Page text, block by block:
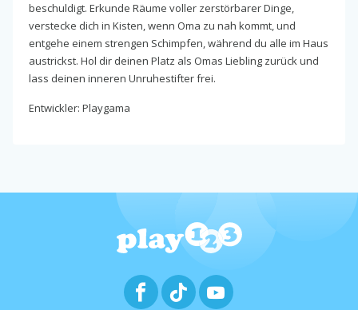
beschuldigt. Erkunde Räume voller zerstörbarer Dinge,
verstecke dich in Kisten, wenn Oma zu nah kommt, und
entgehe einem strengen Schimpfen, während du alle im Haus
austrickst. Hol dir deinen Platz als Omas Liebling zurück und
lass deinen inneren Unruhestifter frei.
Entwickler: Playgama